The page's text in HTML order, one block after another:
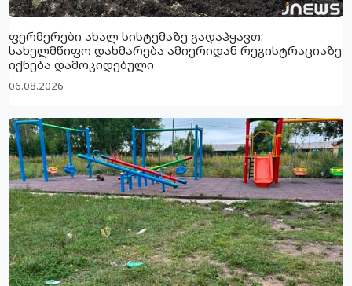
ფერმერები ახალ სისტემაზე გადაჰყავთ:
სახელმწიფო დახმარება ამიერიდან რეგისტრაციაზე
იქნება დამოკიდებული
06.08.2026